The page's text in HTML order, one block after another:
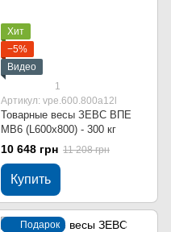
Хит
−5%
Видео
1
Артикул: vpe.600.800a12l
Товарные весы ЗЕВС ВПЕ
МВ6 (L600x800) - 300 кг
10 648 грн 11 208 грн
Купить
Подарок